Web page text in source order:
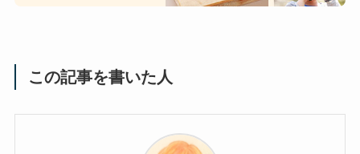
この記事を書いた人